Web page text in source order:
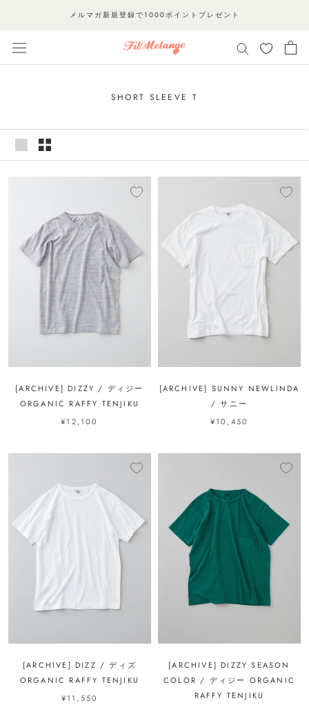
プ
ン
メルマガ新規登録で1000ポイントプレゼント
SHORT SLEEVE T
[ARCHIVE] DIZZY / ディジー
ORGANIC RAFFY TENJIKU
¥12,100
[ARCHIVE] SUNNY NEWLINDA
/ サニー
¥10,450
[ARCHIVE] DIZZ / ディズ
ORGANIC RAFFY TENJIKU
¥11,550
[ARCHIVE] DIZZY SEASON
COLOR / ディジー ORGANIC
RAFFY TENJIKU